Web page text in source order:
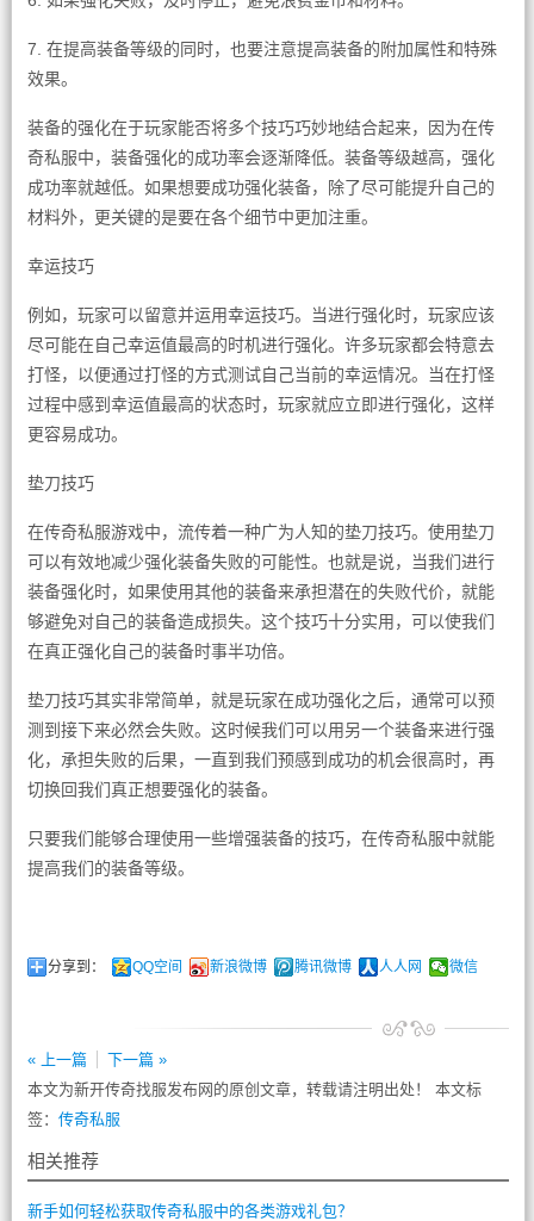
7. 在提高装备等级的同时，也要注意提高装备的附加属性和特殊
效果。
装备的强化在于玩家能否将多个技巧巧妙地结合起来，因为在传
奇私服中，装备强化的成功率会逐渐降低。装备等级越高，强化
成功率就越低。如果想要成功强化装备，除了尽可能提升自己的
材料外，更关键的是要在各个细节中更加注重。
幸运技巧
例如，玩家可以留意并运用幸运技巧。当进行强化时，玩家应该
尽可能在自己幸运值最高的时机进行强化。许多玩家都会特意去
打怪，以便通过打怪的方式测试自己当前的幸运情况。当在打怪
过程中感到幸运值最高的状态时，玩家就应立即进行强化，这样
更容易成功。
垫刀技巧
在传奇私服游戏中，流传着一种广为人知的垫刀技巧。使用垫刀
可以有效地减少强化装备失败的可能性。也就是说，当我们进行
装备强化时，如果使用其他的装备来承担潜在的失败代价，就能
够避免对自己的装备造成损失。这个技巧十分实用，可以使我们
在真正强化自己的装备时事半功倍。
垫刀技巧其实非常简单，就是玩家在成功强化之后，通常可以预
测到接下来必然会失败。这时候我们可以用另一个装备来进行强
化，承担失败的后果，一直到我们预感到成功的机会很高时，再
切换回我们真正想要强化的装备。
只要我们能够合理使用一些增强装备的技巧，在传奇私服中就能
提高我们的装备等级。
分享到： QQ空间 新浪微博 腾讯微博 人人网 微信
« 上一篇
下一篇 »
本文为新开传奇找服发布网的原创文章，转载请注明出处！ 本文标
签： 传奇私服
相关推荐
新手如何轻松获取传奇私服中的各类游戏礼包？